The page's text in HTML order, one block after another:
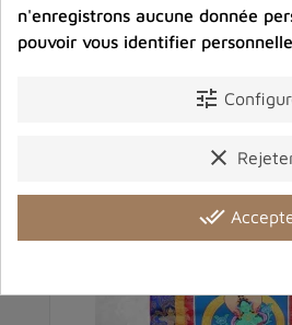
Vous aimerez
n'enregistrons aucune donnée
pouvoir vous identifier
tune
clear
done_all